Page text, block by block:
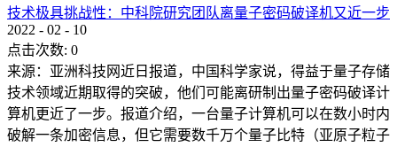
技术极具挑战性：中科院研究团队离量子密码破译机又近一步
2022 - 02 - 10
点击次数: 0
来源：亚洲科技网近日报道，中国科学家说，得益于量子存储
技术领域近期取得的突破，他们可能离研制出量子密码破译计
算机更近了一步。报道介绍，一台量子计算机可以在数小时内
破解一条加密信息，但它需要数千万个量子比特（亚原子粒子